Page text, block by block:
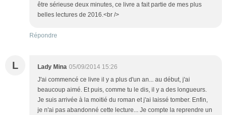
être sérieuse deux minutes, ce livre a fait partie de mes plus
belles lectures de 2016.<br />
Répondre
L Lady Mina 05/09/2014 15:26
J'ai commencé ce livre il y a plus d'un an... au début, j'ai
beaucoup aimé. Et puis, comme tu le dis, il y a des longueurs.
Je suis arrivée à la moitié du roman et j'ai laissé tomber. Enfin,
je n'ai pas abandonné cette lecture... Je compte la reprendre un